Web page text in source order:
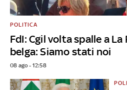
FdI: Cgil volta spalle a
belga: Siamo stati noi
POLITICA
08 ago - 12:58